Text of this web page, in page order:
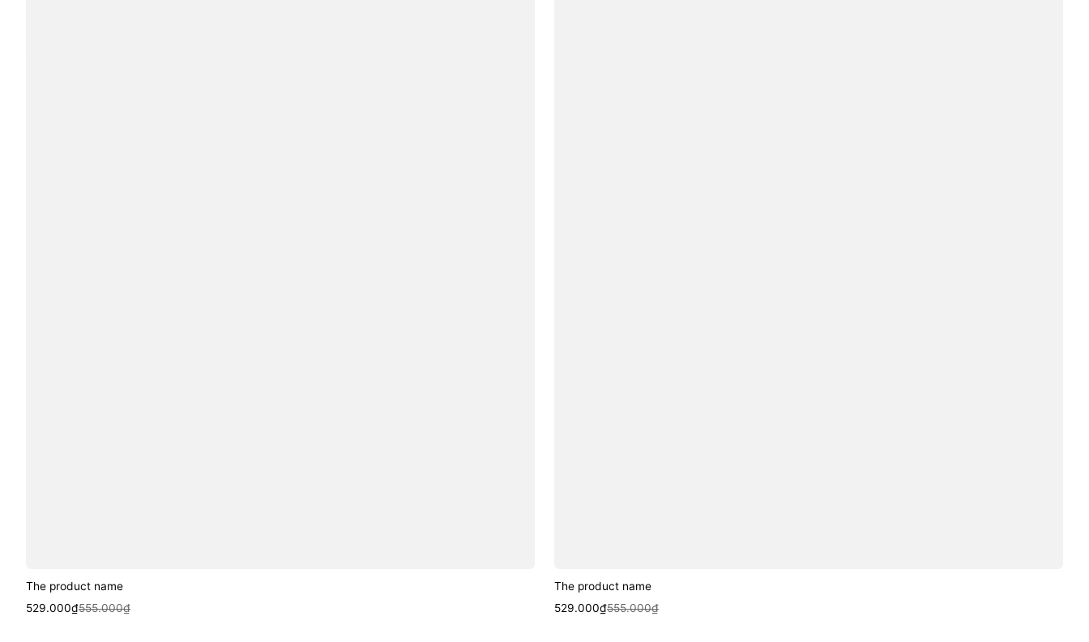
The product name
Sale
529.000₫
Regular
555.000₫
The product name
Sale
529.000₫
Regular
555.000₫